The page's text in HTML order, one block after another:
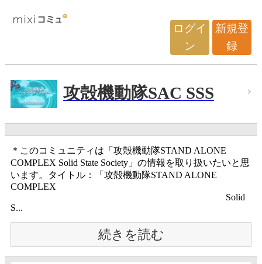
ログイ
ン
新規登
録
攻殻機動隊SAC SSS
＊このコミュニティは「攻殻機動隊STAND ALONE
COMPLEX Solid State Society」の情報を取り扱いたいと思
います。タイトル：「攻殻機動隊STAND ALONE
COMPLEX
Solid
S...
続きを読む